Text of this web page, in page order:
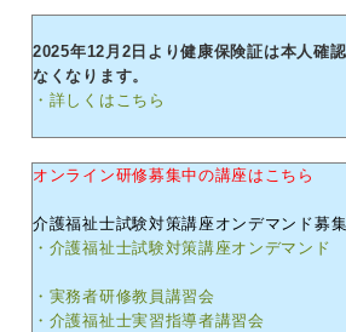
2025年12月2日より健康保険証は本人確
なくなります。
・詳しくはこちら
オンライン研修募集中の講座はこちら
介護福祉士試験対策講座オンデマンド募集
・介護福祉士試験対策講座オンデマンド
・実務者研修教員講習会
・介護福祉士実習指導者講習会